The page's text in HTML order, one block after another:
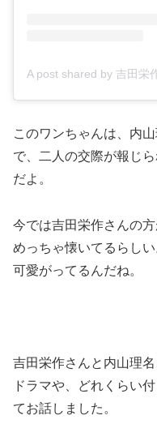
このワンちゃんは、内
で、二人の交際が報じ
だよ。
今では吉田栄作さんの
めっちゃ懐いてるらし
可愛がってるんだね。
吉田栄作さんと内山理
ドラマや、どれくらい
てお話しました。